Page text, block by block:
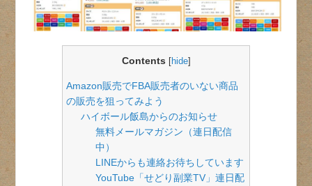
Contents hide]
Amazon販売でFBA販売者のいない商品
の販売を狙ってみよう
ハイボール飯島からのお知らせ
無料メールマガジン（連日配信
中）
LINEからも連絡お待ちしています
YouTube「せどり副業TV」連日配